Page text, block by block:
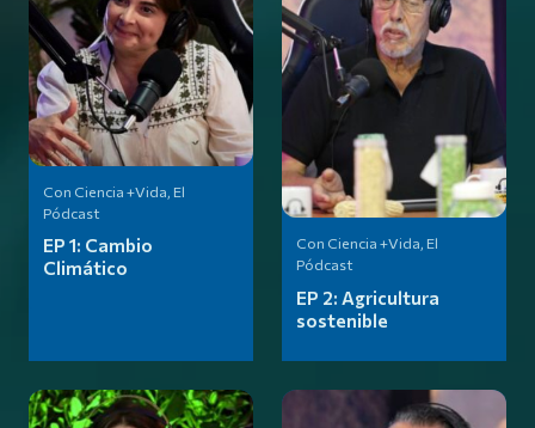
Con Ciencia +Vida, El
Pódcast
EP 1: Cambio
Climático
Con Ciencia +Vida, El
Pódcast
EP 2: Agricultura
sostenible